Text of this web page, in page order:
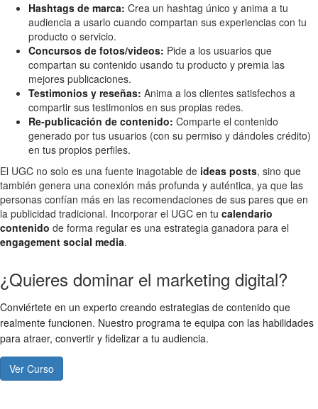
Hashtags de marca: Crea un hashtag único y anima a tu
audiencia a usarlo cuando compartan sus experiencias con tu
producto o servicio.
Concursos de fotos/videos: Pide a los usuarios que
compartan su contenido usando tu producto y premia las
mejores publicaciones.
Testimonios y reseñas: Anima a los clientes satisfechos a
compartir sus testimonios en sus propias redes.
Re-publicación de contenido: Comparte el contenido
generado por tus usuarios (con su permiso y dándoles crédito)
en tus propios perfiles.
El UGC no solo es una fuente inagotable de ideas posts, sino que
también genera una conexión más profunda y auténtica, ya que las
personas confían más en las recomendaciones de sus pares que en
la publicidad tradicional. Incorporar el UGC en tu calendario
contenido de forma regular es una estrategia ganadora para el
engagement social media.
¿Quieres dominar el marketing digital?
Conviértete en un experto creando estrategias de contenido que
realmente funcionen. Nuestro programa te equipa con las habilidades
para atraer, convertir y fidelizar a tu audiencia.
Ver Curso